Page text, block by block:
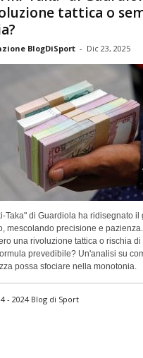
tattica o
BlogDiSport - Dic 23, 2025
Taka" di Guardiola ha ridisegnato il
mescolando precisione e
una rivoluzione tattica o rischia di
prevedibile? Un'analisi su
possa sfociare nella monotonia.
- 2024 Blog di Sport